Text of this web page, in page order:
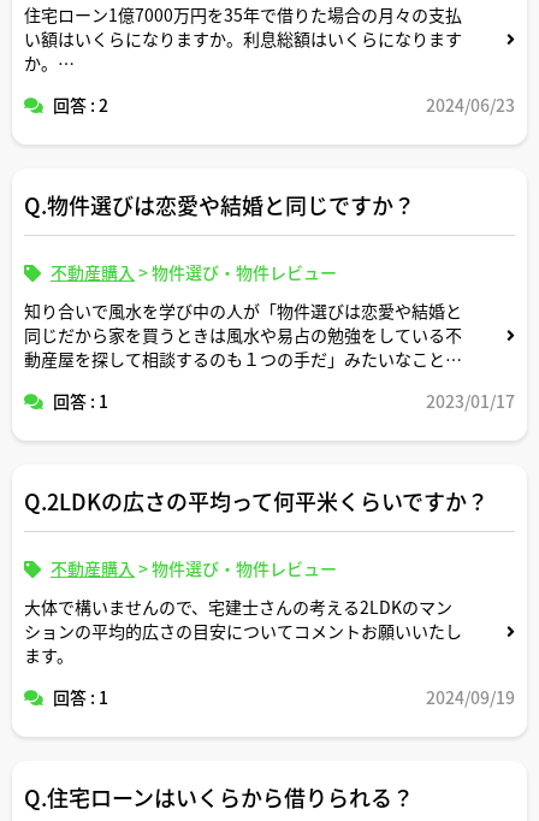
住宅ローン1億7000万円を35年で借りた場合の月々の支払
い額はいくらになりますか。利息総額はいくらになります
か。
返済条件や金利条件等は適当な形で設定していただいて構
回答 : 2 2024/06/23
Q.物件選びは恋愛や結婚と同じですか？
不動産購入 >物件選び・物件レビュー
知り合いで風水を学び中の人が「物件選びは恋愛や結婚と
同じだから家を買うときは風水や易占の勉強をしている不
動産屋を探して相談するのも１つの手だ」みたいなことを
実際に風水に詳しい宅建士の方がどの程度いるのか私には
すでしょうか。
回答 : 1 2023/01/17
Q.2LDKの広さの平均って何平米くらいですか？
不動産購入 >物件選び・物件レビュー
大体で構いませんので、宅建士さんの考える2LDKのマン
ションの平均的広さの目安についてコメントお願いいたし
ます。
回答 : 1
2024/09/19
Q.住宅ローンはいくらから借りられる？